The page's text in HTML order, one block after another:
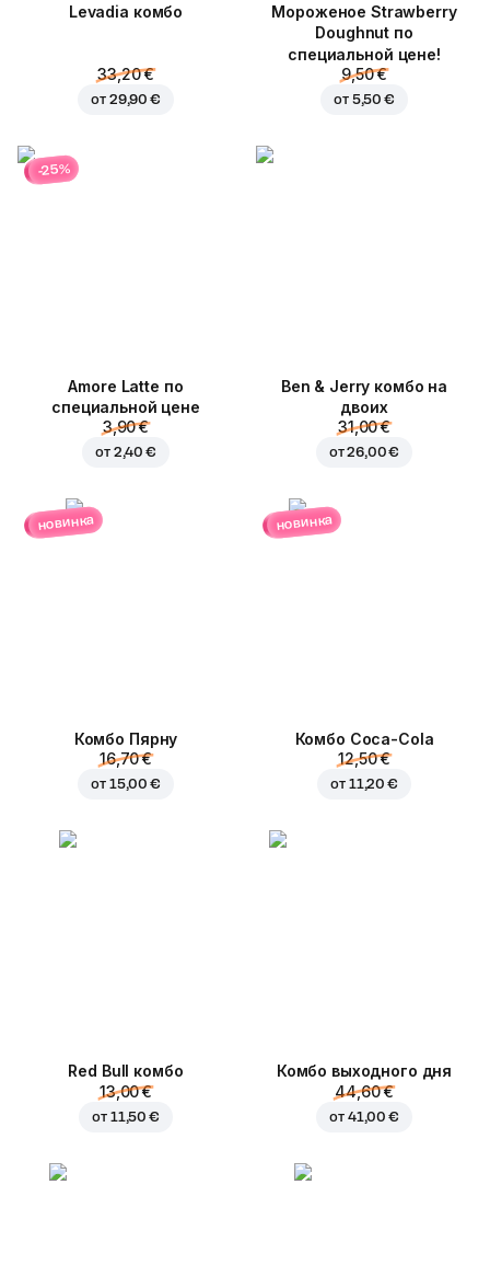
Levadia комбо
33,20 €
от 29,90 €
Мороженое Strawberry
Doughnut по
специальной цене!
9,50 €
от 5,50 €
-25%
Amore Latte по
специальной цене
3,90 €
от 2,40 €
Ben & Jerry комбо на
двоих
31,00 €
от26,00 €
новинка
Комбо Пярну
16,70 €
от 15,00 €
новинка
Комбо Coca-Cola
12,50 €
от 11,20 €
Red Bull комбо
13,00 €
от 11,50 €
Комбо выходного дня
44,60 €
от 41,00 €